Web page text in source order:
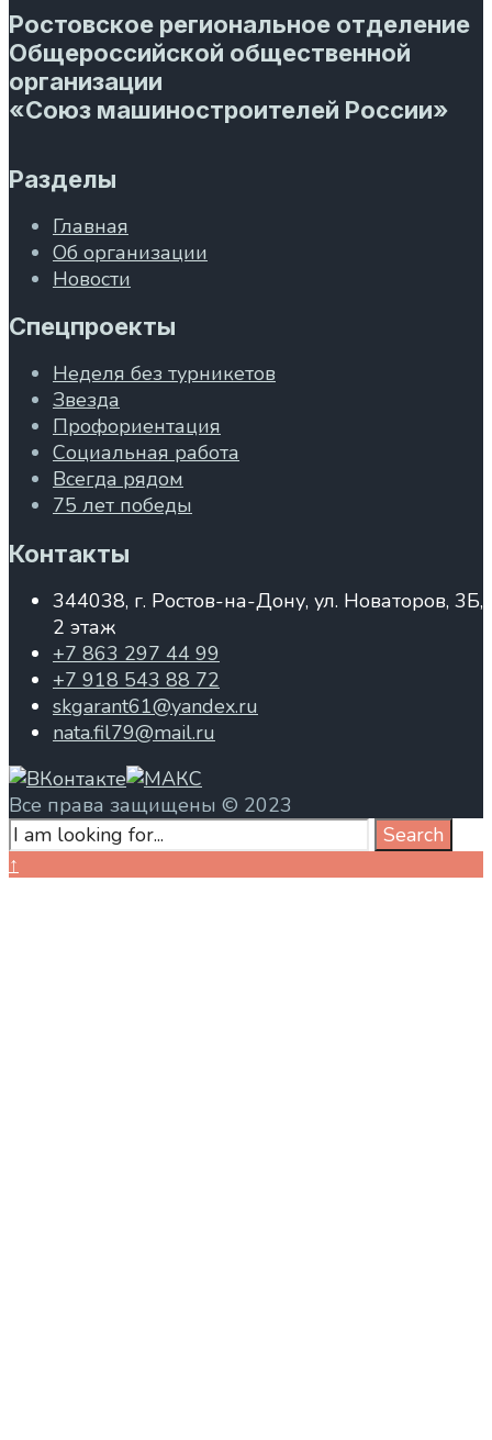
Ростовское региональное отделение
Общероссийской общественной
организации
«Союз машиностроителей России»
Разделы
Главная
Об организации
Новости
Спецпроекты
Неделя без турникетов
Звезда
Профориентация
Социальная работа
Всегда рядом
75 лет победы
Контакты
344038, г. Ростов-на-Дону, ул. Новаторов, 3Б,
2 этаж
+7 863 297 44 99
+7 918 543 88 72
skgarant61@yandex.ru
nata.fil79@mail.ru
Все права защищены © 2023
Search
for:
Search
Close
↑